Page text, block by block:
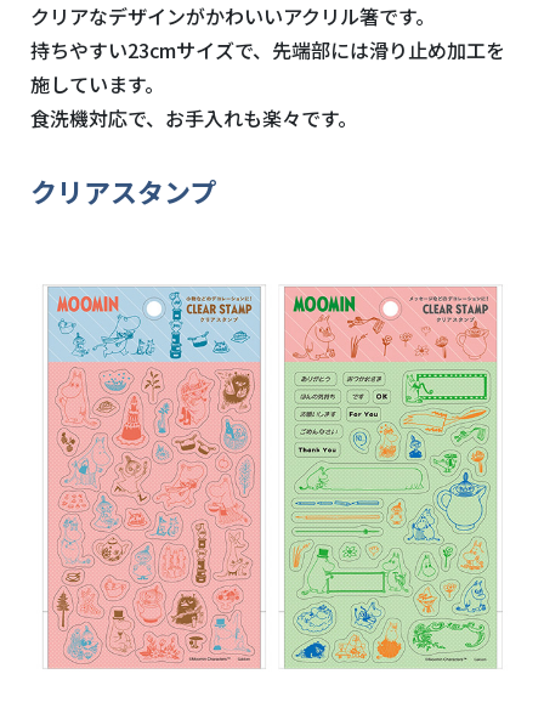
クリアなデザインがかわいいアクリル箸です。
持ちやすい23cmサイズで、先端部には滑り止め加工を
施しています。
食洗機対応で、お手入れも楽々です。
クリアスタンプ